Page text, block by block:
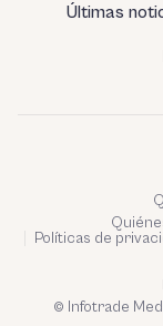
Últimas
Políticas de
© Infotrade